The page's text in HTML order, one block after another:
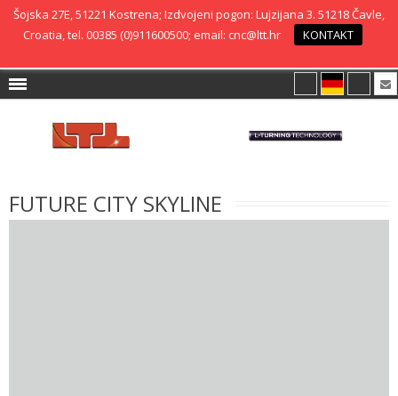
Šojska 27E, 51221 Kostrena; Izdvojeni pogon: Lujzijana 3. 51218 Čavle,
Croatia, tel. 00385 (0)911600500; email: cnc@ltt.hr
KONTAKT
FUTURE CITY SKYLINE